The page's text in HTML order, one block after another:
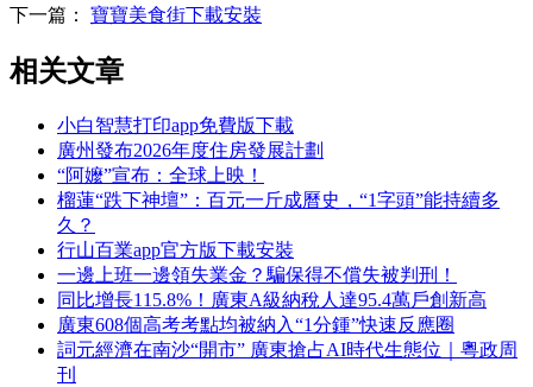
下一篇： 寶寶美食街下載安裝
相关文章
小白智慧打印app免費版下載
廣州發布2026年度住房發展計劃
“阿嬤”宣布：全球上映！
榴蓮“跌下神壇”：百元一斤成曆史，“1字頭”能持續多
久？
行山百業app官方版下載安裝
一邊上班一邊領失業金？騙保得不償失被判刑！
同比增長115.8%！廣東A級納稅人達95.4萬戶創新高
廣東608個高考考點均被納入“1分鍾”快速反應圈
詞元經濟在南沙“開市” 廣東搶占AI時代生態位｜粵政周
刊